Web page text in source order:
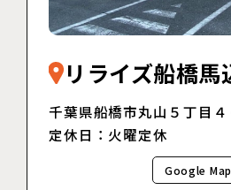
リライズ船橋馬
千葉県船橋市丸山５丁目４
定休日：火曜定休
Google Map